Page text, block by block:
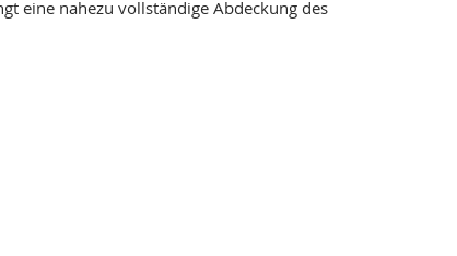
eine nahezu vollständige Abdeckung des